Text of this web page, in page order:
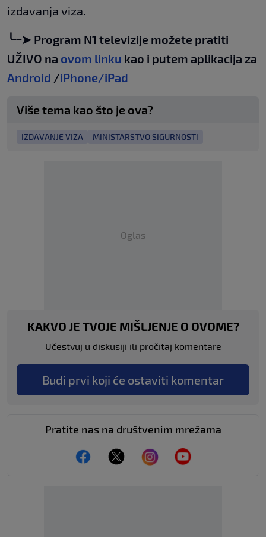
izdavanja viza.
╰┈➤ Program N1 televizije možete pratiti
UŽIVO na ovom linku kao i putem aplikacija za
Android /iPhone/iPad
Više tema kao što je ova?
IZDAVANJE VIZA MINISTARSTVO SIGURNOSTI
Oglas
KAKVO JE TVOJE MIŠLJENJE O OVOME?
Učestvuj u diskusiji ili pročitaj komentare
Budi prvi koji će ostaviti komentar
Pratite nas na društvenim mrežama